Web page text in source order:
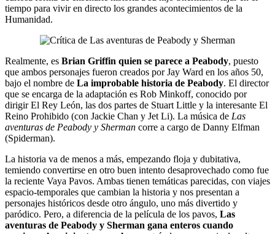
tiempo para vivir en directo los grandes acontecimientos de la
Humanidad.
Realmente, es Brian Griffin quien se parece a Peabody, puesto
que ambos personajes fueron creados por Jay Ward en los años 50,
bajo el nombre de La improbable historia de Peabody. El director
que se encarga de la adaptación es Rob Minkoff, conocido por
dirigir El Rey León, las dos partes de Stuart Little y la interesante El
Reino Prohibido (con Jackie Chan y Jet Li). La música de Las
aventuras de Peabody y Sherman corre a cargo de Danny Elfman
(Spiderman).
La historia va de menos a más, empezando floja y dubitativa,
temiendo convertirse en otro buen intento desaprovechado como fue
la reciente Vaya Pavos. Ambas tienen temáticas parecidas, con viajes
espacio-temporales que cambian la historia y nos presentan a
personajes históricos desde otro ángulo, uno más divertido y
paródico. Pero, a diferencia de la película de los pavos, Las
aventuras de Peabody y Sherman gana enteros cuando